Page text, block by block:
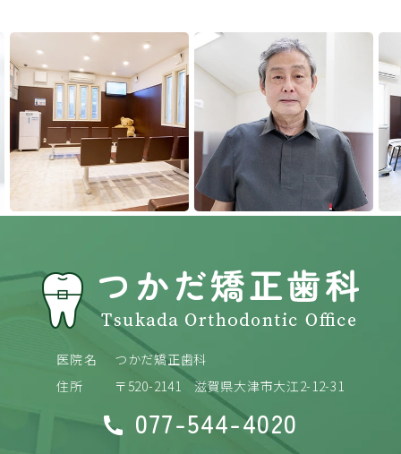
Previous Next
医院名
つかだ矯正歯科
住所
〒520-2141滋賀県大津市大江2-12-31
077-544-4020